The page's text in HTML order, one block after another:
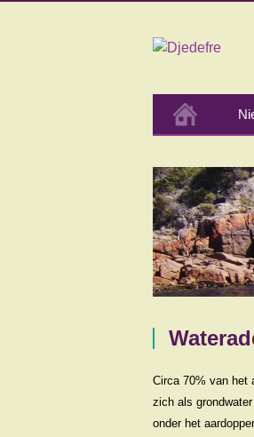
Circa 70% van het
zich als
onder het